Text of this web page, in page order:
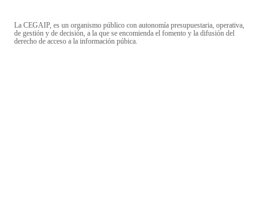
La CEGAIP, es un organismo público con autonomía presupuestaria, operativa,
de gestión y de decisión, a la que se encomienda el fomento y la difusión del
derecho de acceso a la información púbica.